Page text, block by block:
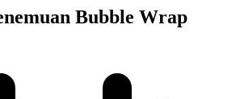
Bubble Wrap